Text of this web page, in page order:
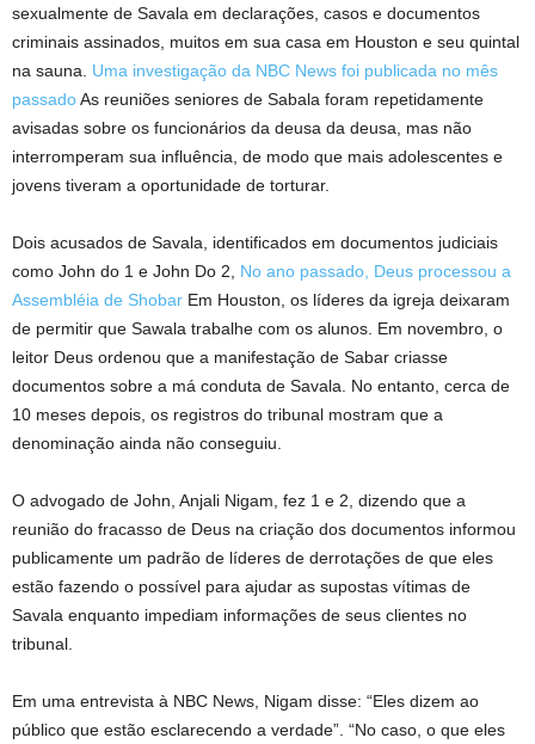
sexualmente de Savala em declarações, casos e documentos
criminais assinados, muitos em sua casa em Houston e seu quintal
na sauna. Uma investigação da NBC News foi publicada no mês
passadoAs reuniões seniores de Sabala foram repetidamente
avisadas sobre os funcionários da deusa da deusa, mas não
interromperam sua influência, de modo que mais adolescentes e
jovens tiveram a oportunidade de torturar.
Dois acusados ​​de Savala, identificados em documentos judiciais
como John do 1 e John Do 2, No ano passado, Deus processou a
Assembléia de Shobar Em Houston, os líderes da igreja deixaram
de permitir que Sawala trabalhe com os alunos. Em novembro, o
leitor Deus ordenou que a manifestação de Sabar criasse
documentos sobre a má conduta de Savala. No entanto, cerca de
10 meses depois, os registros do tribunal mostram que a
denominação ainda não conseguiu.
O advogado de John, Anjali Nigam, fez 1 e 2, dizendo que a
reunião do fracasso de Deus na criação dos documentos informou
publicamente um padrão de líderes de derrotações de que eles
estão fazendo o possível para ajudar as supostas vítimas de
Savala enquanto impediam informações de seus clientes no
tribunal.
Em uma entrevista à NBC News, Nigam disse: “Eles dizem ao
público que estão esclarecendo a verdade”. “No caso, o que eles